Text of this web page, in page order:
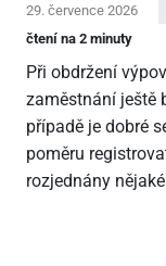
29. července 2026
čtení na 2 minuty
Při obdržení
zaměstnání ještě
případě je dobré
poměru
rozjednány